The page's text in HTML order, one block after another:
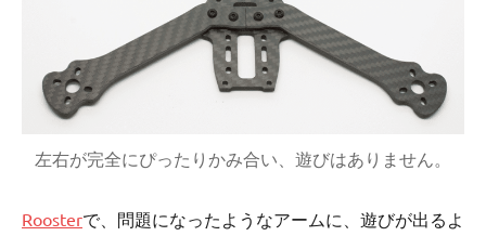
左右が完全にぴったりかみ合い、遊びはありません。
Roosterで、問題になったようなアームに、遊びが出るよ